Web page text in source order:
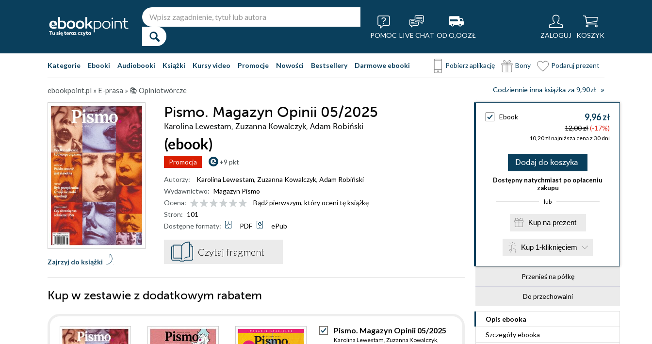
POMOC LIVE CHAT OD O,OOZŁ ZALOGUJ KOSZYK
Kategorie Ebooki Audiobooki Książki Kursy video Promocje Nowości Bestsellery Darmowe ebooki Pobierz aplikację Bony Podaruj prezent
ebookpoint.pl » E-prasa » 📚 Opiniotwórcze Codziennie inna książka za 9,90zł
Pismo. Magazyn Opinii 05/2025
Karolina Lewestam, Zuzanna Kowalczyk, Adam Robiński
(ebook)
Promocja +9 pkt
Zajrzyj do książki
Autorzy: Karolina Lewestam, Zuzanna Kowalczyk, Adam Robiński
Wydawnictwo: Magazyn Pismo
Ocena:
Bądź pierwszym, który oceni tę książkę
Stron: 101
Dostępne formaty:
PDF ePub
Czytaj fragment
Ebook 9,96 zł
12,00 zł(-17%)
10,20 zł najniższa cena z 30 dni
Dodaj do koszyka
Dostępny natychmiast po opłaceniu
zakupu
lub
Kup na prezent
Kup 1-kliknięciem
Przenieś na półkę
Do przechowalni
Opis ebooka
Szczegółyebooka
Kup w zestawie z dodatkowym rabatem
Pismo. Magazyn Opinii 05/2025
Karolina Lewestam, Zuzanna Kowalczyk,